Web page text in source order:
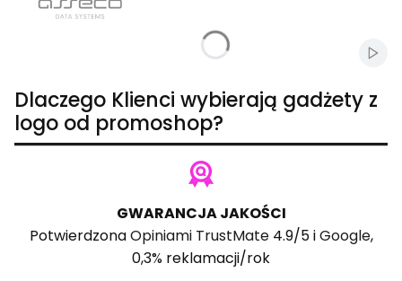
Dlaczego Klienci wybierają gadżety z
logo od promoshop?
GWARANCJA JAKOŚCI
PotwierdzonaOpiniami TrustMate4.9/5 iGoogle,
0,3% reklamacji/rok